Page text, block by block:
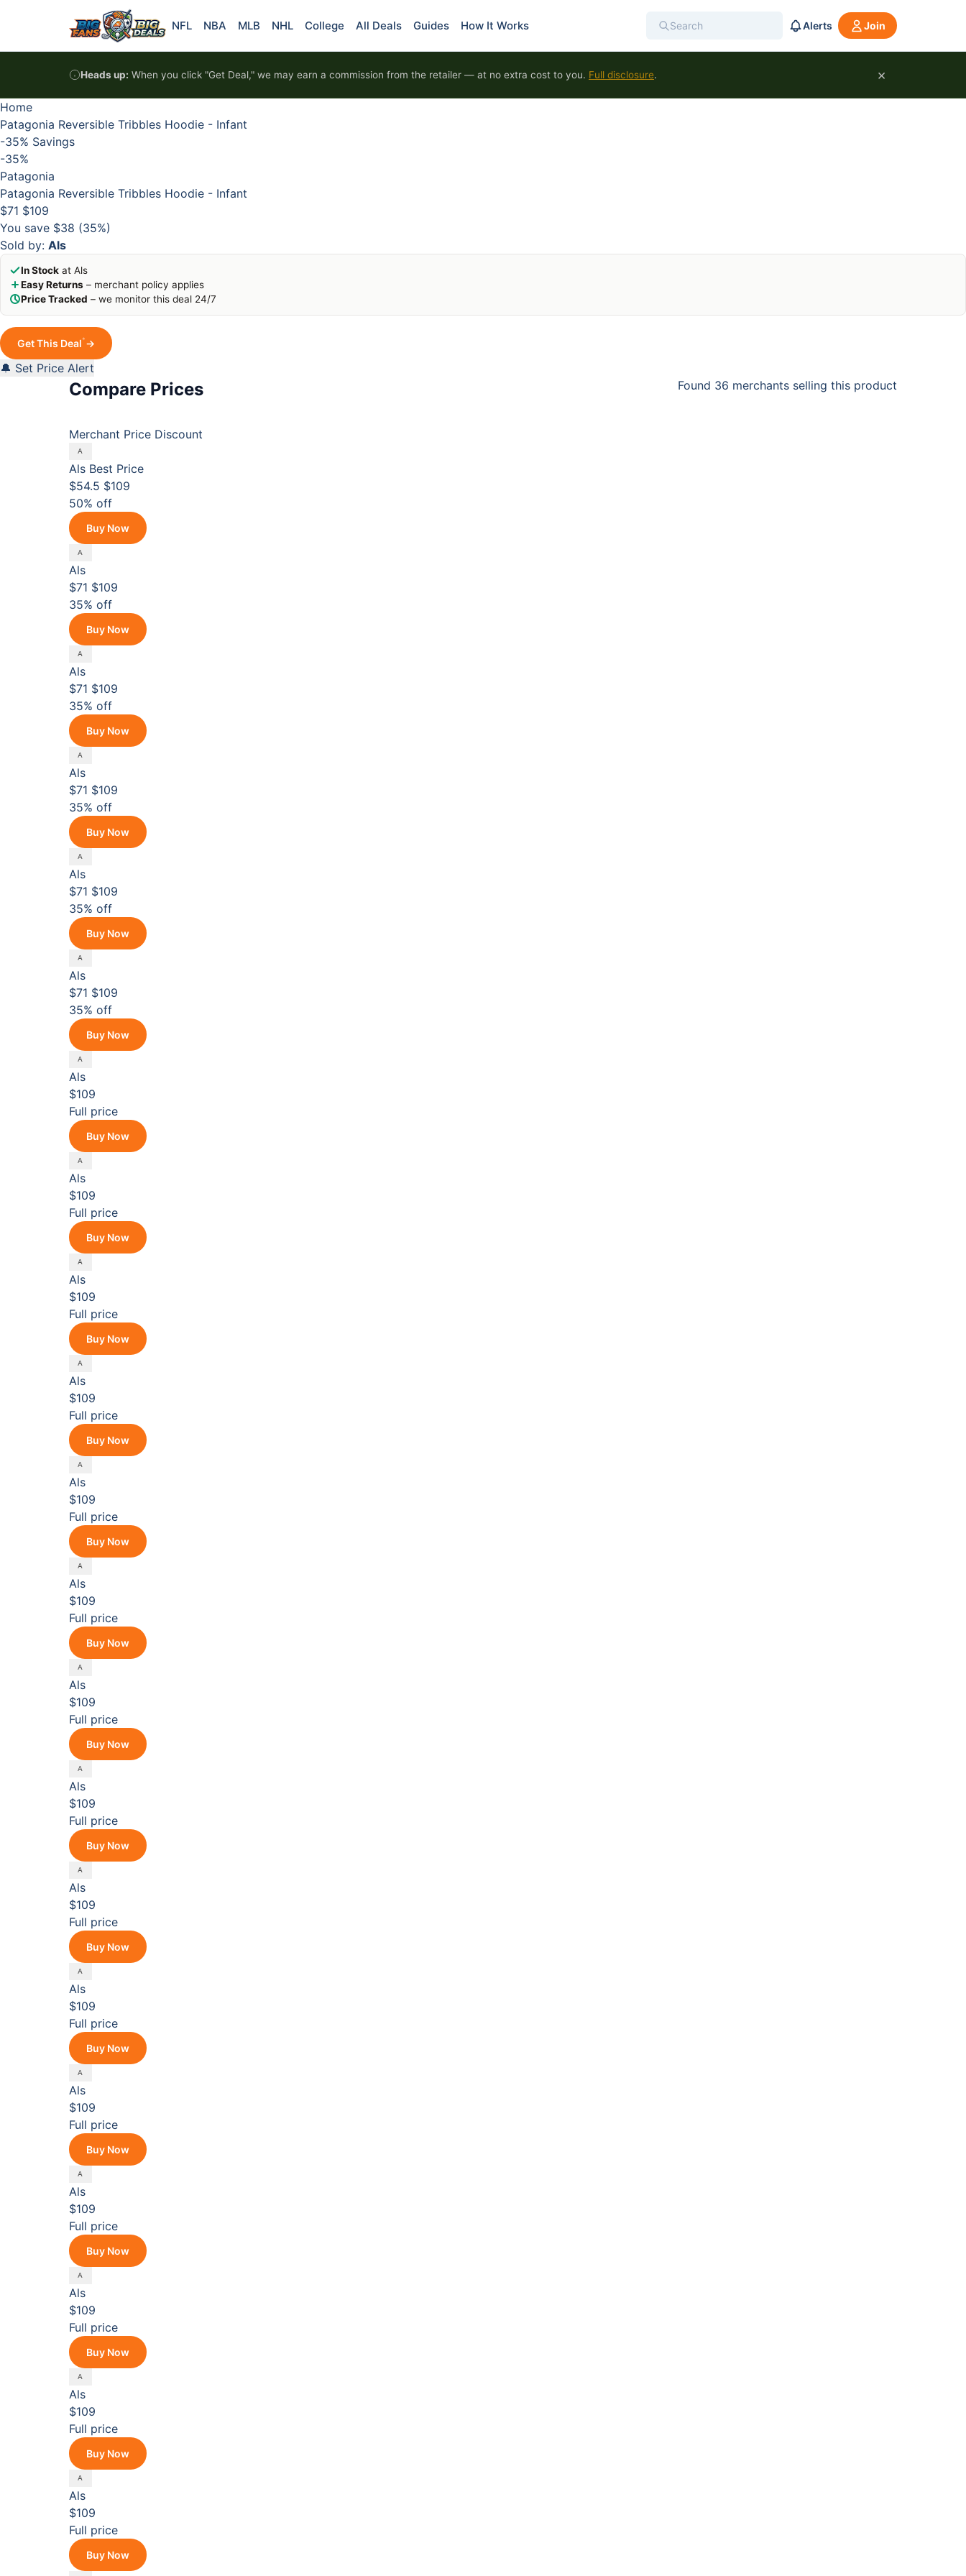
NFL NBA MLB NHL College All Deals Guides How It Works Alerts Join
Heads up: When you click "Get Deal," we may earn a commission from the retailer — at no extra cost to you. Full disclosure. ×
Home
Patagonia Reversible Tribbles Hoodie - Infant
-35% Savings
-35%
Patagonia
Patagonia Reversible Tribbles Hoodie - Infant
$71 $109
You save $38 (35%)
Sold by: Als
In Stock at Als
Easy Returns – merchant policy applies
Price Tracked – we monitor this deal 24/7
Get This Deal*→
🔔 Set Price Alert
Compare Prices Found 36 merchants selling this product
Merchant Price Discount
Als Best Price
$54.5 $109
50% off
Buy Now
Als
$71 $109
35% off
Buy Now
Als
$71 $109
35% off
Buy Now
Als
$71 $109
35% off
Buy Now
Als
$71 $109
35% off
Buy Now
Als
$71 $109
35% off
Buy Now
Als
$109
Full price
Buy Now
Als
$109
Full price
Buy Now
Als
$109
Full price
Buy Now
Als
$109
Full price
Buy Now
Als
$109
Full price
Buy Now
Als
$109
Full price
Buy Now
Als
$109
Full price
Buy Now
Als
$109
Full price
Buy Now
Als
$109
Full price
Buy Now
Als
$109
Full price
Buy Now
Als
$109
Full price
Buy Now
Als
$109
Full price
Buy Now
Als
$109
Full price
Buy Now
Als
$109
Full price
Buy Now
Als
$109
Full price
Buy Now